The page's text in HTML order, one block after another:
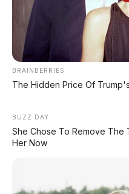
BRAINBERRIES
The Hidden Price Of
BUZZ DAY
She Chose To Remove The
Her Now